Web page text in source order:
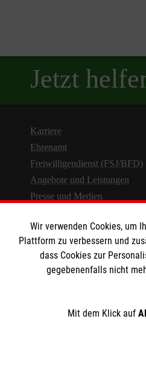
Sie möchten einen
Jetzt
Karriere
Ehrenamt
Freiwilligendienst (FSJ/BFD)
Angebote und Leistungen
Presse und Medien
Wir verwenden Cookies, um
Plattform zu verbessern und
dass Cookies zur
gegebenenfalls nicht
Mit dem Klick auf